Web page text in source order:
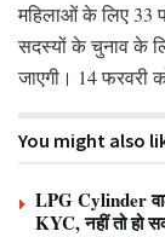
महिलाओं के लिए 33
सदस्यों के चुनाव के
जाएगी। 14 फरवरी
You might also
LPG Cylinder
KYC, नहीं तो हो